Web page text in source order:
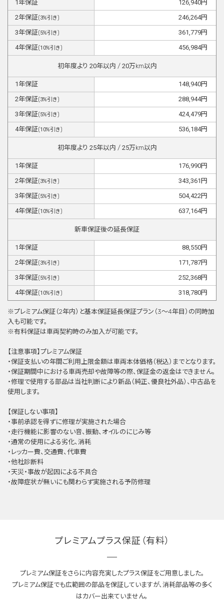
1 年保証 126,940円
2年保証(3%引き) 246,264円
3年保証(5%引き) 361,779円
4年保証(10%引き) 456,984円
初年度より 20年以内 / 20万km以内
1年保証 148,940円
2年保証(3%引き) 288,944円
3年保証(5%引き) 424,479円
4年保証(10%引き) 536,184円
初年度より 25年以内 / 25万km以内
1年保証 176,990円
2年保証(3%引き) 343,361 円
3年保証(5%引き) 504,422円
4年保証(10%引き) 637,164円
新車保証後の延長保証
1年保証 88,550円
2年保証(3%引き) 171,787円
3年保証(5%引き) 252,368円
4年保証(10%引き) 318,780円
※プレミアム保証（2年内）と基本保証延⻑保証プラン（3〜4年目）の同時加
⼊も可能です。
※有料保証は⾞両契約時のみ加⼊が可能です。
【注意事項】プレミアム保証
・保証支払いの年間ご利用上限金額は車両本体価格（税込）までとなります。
・保証期間中における車両売却や故障等の際、保証金の返金はできません。
・修理で使用する部品は当社判断により新品（純正、優良社外品）、中古品を
使用します。
【保証しない事項】
・事前承認を得ずに修理が実施された場合
・走行機能に影響のない音、振動、オイルのにじみ等
・通常の使用による劣化、消耗
・レッカー費、交通費、代車費
・他社診断料
・天災・事故が起因による不具合
・故障症状が無いにも関わらず実施される予防修理
プレミアムプラス保証（有料）
プレミアム保証をさらに内容充実したプラス保証をご用意しました。
プレミアム保証でも広範囲の部品を保証していますが、消耗部品等の多く
はカバー出来ていません。